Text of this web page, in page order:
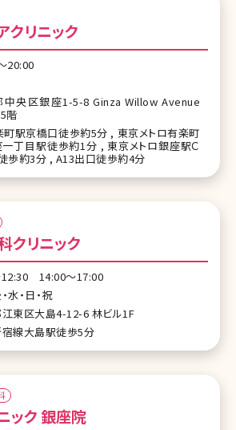
クリニック
20:00
中央区銀座1-5-8 Ginza Willow Avenue
階
町駅京橋口徒歩約5分 , 東京メトロ有楽町
丁目駅徒歩約1分 , 東京メトロ銀座駅Ｃ
歩約3分 , A13出口徒歩約4分
クリニック
12:30 14:00～17:00
水・日・祝
東区大島4-12-6 林ビル1F
線大島駅徒歩5分
ック 銀座院